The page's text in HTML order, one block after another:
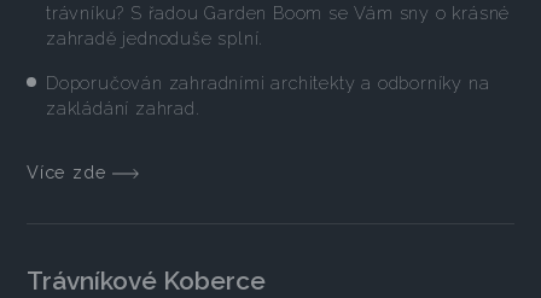
trávníku? S řadou Garden Boom se Vám sny o krásné
zahradě jednoduše splní.
Doporučován zahradními architekty a odborníky na
zakládání zahrad.
Více zde
Trávníkové Koberce